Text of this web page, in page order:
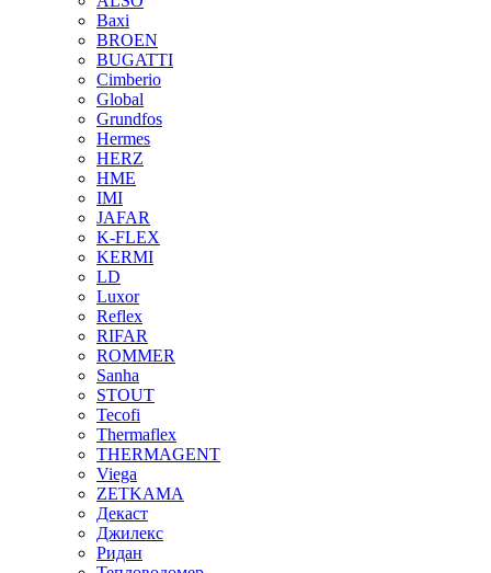
Baxi
BROEN
BUGATTI
Cimberio
Global
Grundfos
Hermes
HERZ
HME
IMI
JAFAR
K-FLEX
KERMI
LD
Luxor
Reflex
RIFAR
ROMMER
Sanha
STOUT
Tecofi
Thermaflex
THERMAGENT
Viega
ZETKAMA
Декаст
Джилекс
Ридан